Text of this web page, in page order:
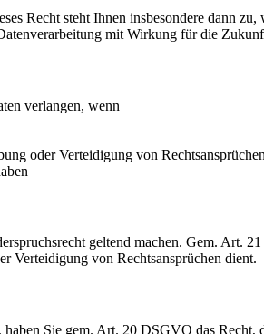
Recht steht Ihnen insbesondere dann
mit Wirkung für die
verlangen, wenn
oder Verteidigung von
geltend machen. Gem.
Verteidigung von Rechtsansprüchen dient.
Sie gem. Art. 20 DSGVO das